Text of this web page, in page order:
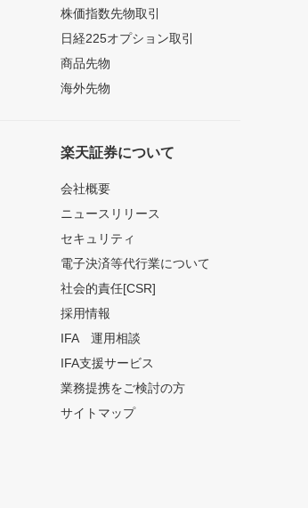
株価指数先物取引
日経225オプション取引
商品先物
海外先物
楽天証券について
会社概要
ニュースリリース
セキュリティ
電子決済等代行業について
社会的責任[CSR]
採用情報
IFA 運用相談
IFA支援サービス
業務提携をご検討の方
サイトマップ